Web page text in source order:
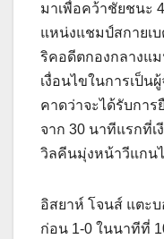
มาเพื่อคว้าชัยชนะ
แหน่งแชมป์สกายเ
ริคอดีตกองกลางแม
เงื่อนไขในการเป็
คาดว่าจะได้รับกา
จาก 30 นาทีแรกที่เ
วิลคีนมุ่งหน้าวีแกน
อิสยาห์ โจนส์ แตะ
ก่อน 1-0 ในนาทีที่